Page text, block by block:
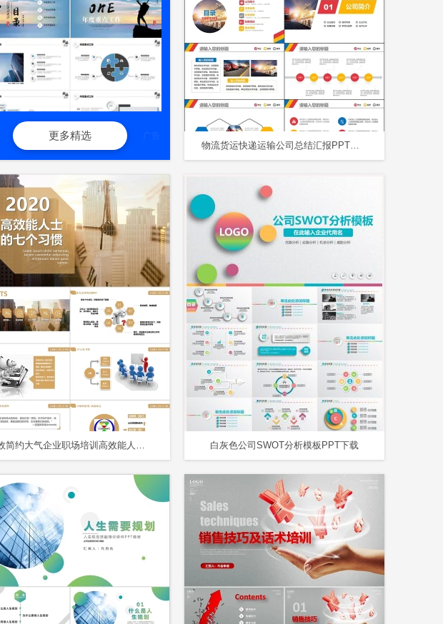
更多精选 广告
物流货运快递运输公司总结汇报PPT模板
绩效简约大气企业职场培训高效能人士PPT模板 白灰色公司SWOT分析模板PPT下载